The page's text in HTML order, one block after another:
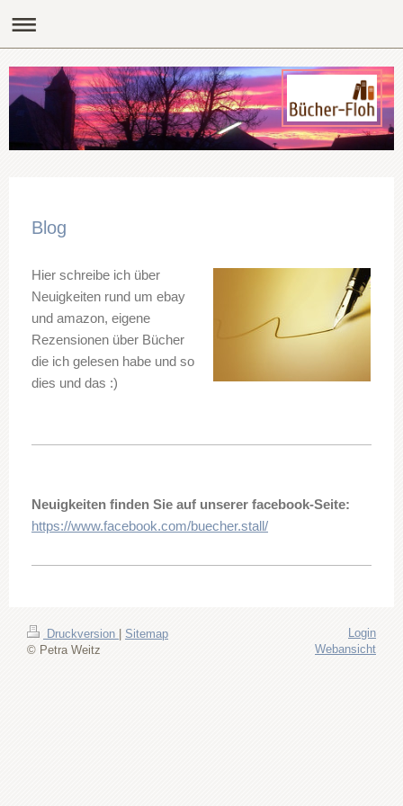
Blog
Hier schreibe ich über
Neuigkeiten rund um ebay
und amazon, eigene
Rezensionen über Bücher
die ich gelesen habe und so
dies und das :)
Neuigkeiten finden Sie auf unserer facebook-Seite:
https://www.facebook.com/buecher.stall/
Druckversion | Sitemap
© Petra Weitz
Login
Webansicht